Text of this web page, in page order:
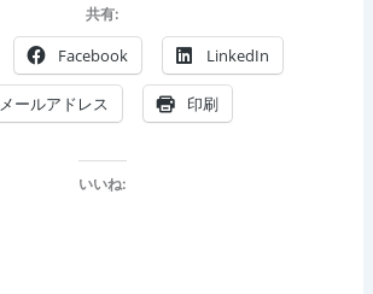
共有:
Facebook LinkedIn
メールアドレス 印刷
いいね: